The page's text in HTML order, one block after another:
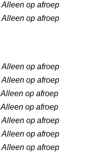
Alleen op afroep
Alleen op afroep
Alleen op afroep
Alleen op afroep
Alleen op afroep
Alleen op afroep
Alleen op afroep
Alleen op afroep
Alleen op afroep